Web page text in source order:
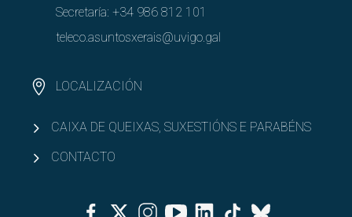
AbrirPAS e PDI
AbrirRecursos e infraestruturas
AbrirCalidade
Secretaría: +34 986 812 101
teleco.asuntosxerais@uvigo.gal
LOCALIZACIÓN
CAIXA DE QUEIXAS, SUXESTIÓNS E PARABÉNS
CONTACTO
FacebookTwitterInstagramYoutubeLinkedinTiktok